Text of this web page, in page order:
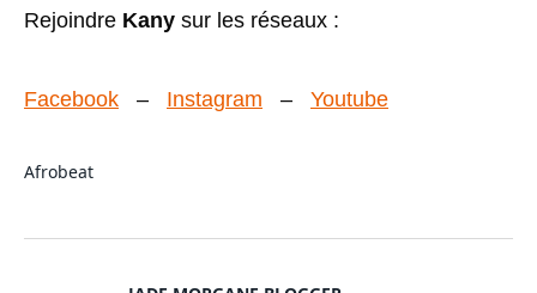
Rejoindre Kany sur les réseaux :
Facebook – Instagram – Youtube
Afrobeat